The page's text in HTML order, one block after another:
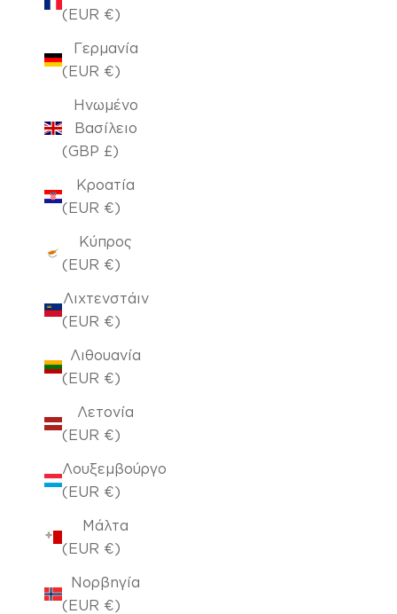
(EUR €)
Γερμανία
(EUR €)
Ηνωμένο
Βασίλειο
(GBP £)
Κροατία
(EUR €)
Κύπρος
(EUR €)
Λιχτενστάιν
(EUR €)
Λιθουανία
(EUR €)
Λετονία
(EUR €)
Λουξεμβούργο
(EUR €)
Μάλτα
(EUR €)
Νορβηγία
(EUR €)